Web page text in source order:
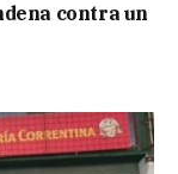
contra un